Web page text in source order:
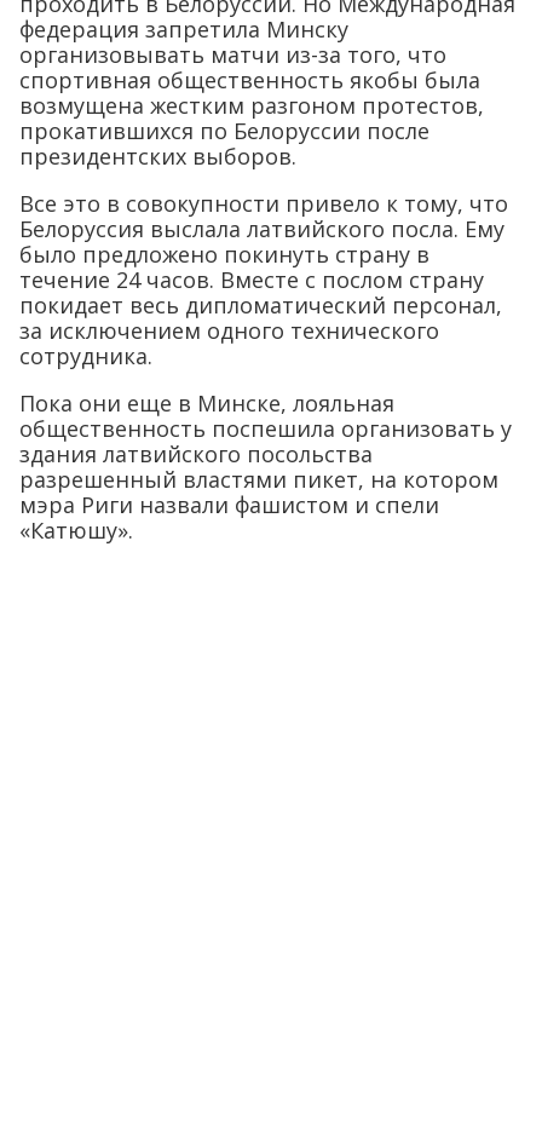
федерация запретила Минску
организовывать матчи из-за того, что
спортивная общественность якобы была
возмущена жестким разгоном протестов,
прокатившихся по Белоруссии после
президентских выборов.
Все это в совокупности привело к тому, что
Белоруссия выслала латвийского посла. Ему
было предложено покинуть страну в
течение 24 часов. Вместе с послом страну
покидает весь дипломатический персонал,
за исключением одного технического
сотрудника.
Пока они еще в Минске, лояльная
общественность поспешила организовать у
здания латвийского посольства
разрешенный властями пикет, на котором
мэра Риги назвали фашистом и спели
«Катюшу».